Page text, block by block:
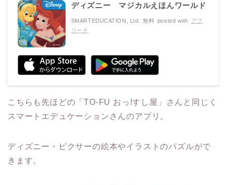
ディズニー マジカルえほんワールド
SMARTEDUCATION, Ltd. 無料 posted with
アプ
リーチ
こちらも先ほどの「TO-FU おっ!すし屋」さんと同じく
スマートエデュケーションさんのアプリ。
ディズニー・ピクサーの絵本やイラストのパズルがで
きます。